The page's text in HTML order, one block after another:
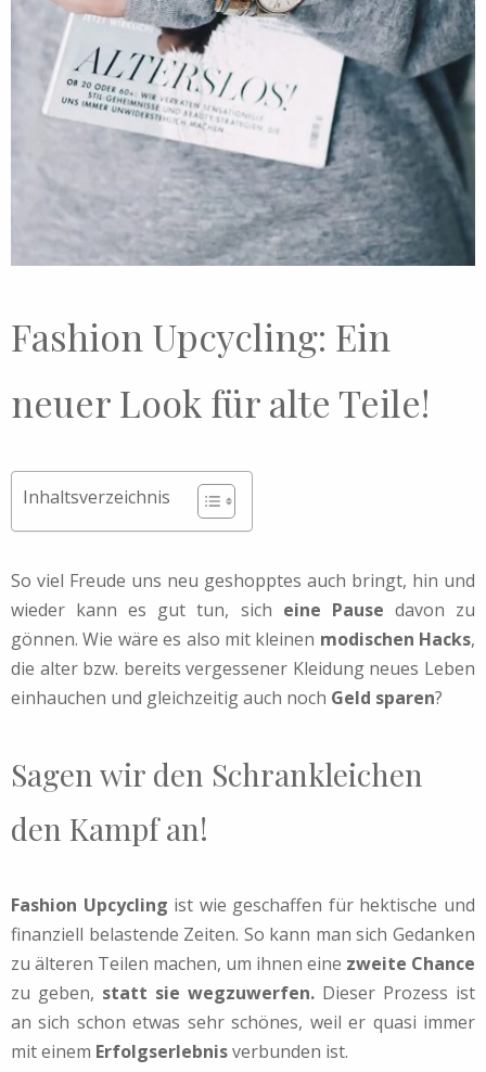
Fashion Upcycling: Ein
neuer Look für alte Teile!
Inhaltsverzeichnis
So viel Freude uns neu geshopptes auch bringt, hin und
wieder kann es gut tun, sich eine Pause davon zu
gönnen. Wie wäre es also mit kleinen modischen Hacks,
die alter bzw. bereits vergessener Kleidung neues Leben
einhauchen und gleichzeitig auch noch Geld sparen?
Sagen wir den Schrankleichen
den Kampf an!
Fashion Upcycling ist wie geschaffen für hektische und
finanziell belastende Zeiten. So kann man sich Gedanken
zu älteren Teilen machen, um ihnen eine zweite Chance
zu geben, statt sie wegzuwerfen. Dieser Prozess ist
an sich schon etwas sehr schönes, weil er quasi immer
mit einem Erfolgserlebnisverbunden ist.